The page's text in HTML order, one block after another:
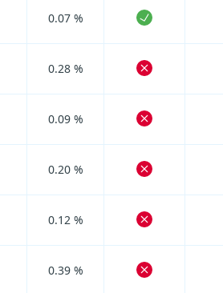
0.07 %
0.28 %
0.09 %
0.20 %
0.12 %
0.39 %